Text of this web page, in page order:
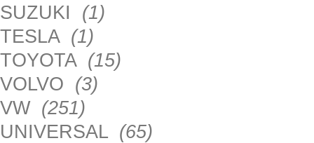
SUZUKI (1)
TESLA (1)
TOYOTA (15)
VOLVO (3)
VW (251)
UNIVERSAL (65)